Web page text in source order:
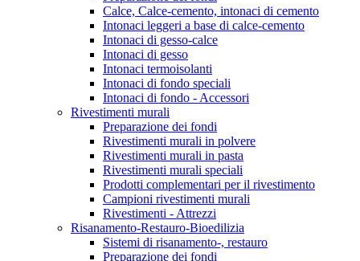
Calce, Calce-cemento, intonaci di cemento
Intonaci leggeri a base di calce-cemento
Intonaci di gesso-calce
Intonaci di gesso
Intonaci termoisolanti
Intonaci di fondo speciali
Intonaci di fondo - Accessori
Rivestimenti murali
Preparazione dei fondi
Rivestimenti murali in polvere
Rivestimenti murali in pasta
Rivestimenti murali speciali
Prodotti complementari per il rivestimento
Campioni rivestimenti murali
Rivestimenti - Attrezzi
Risanamento-Restauro-Bioedilizia
Sistemi di risanamento-, restauro
Preparazione dei fondi